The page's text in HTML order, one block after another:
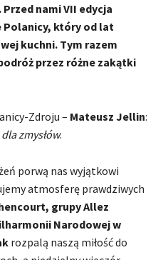
nami VII edycja
Polanicy, który od lat
kuchni. Tym razem
przez różne zakątki
Zdroju – Mateusz Jellin:
zmysłów.
porwą nas wyjątkowi
atmosferę prawdziwych
grupy Allez
Narodowej w
rozpalą naszą miłość do